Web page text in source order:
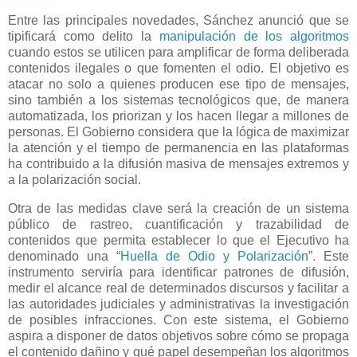
Entre las principales novedades, Sánchez anunció que se
tipificará como delito la manipulación de los algoritmos
cuando estos se utilicen para amplificar de forma deliberada
contenidos ilegales o que fomenten el odio. El objetivo es
atacar no solo a quienes producen ese tipo de mensajes,
sino también a los sistemas tecnológicos que, de manera
automatizada, los priorizan y los hacen llegar a millones de
personas. El Gobierno considera que la lógica de maximizar
la atención y el tiempo de permanencia en las plataformas
ha contribuido a la difusión masiva de mensajes extremos y
a la polarización social.
Otra de las medidas clave será la creación de un sistema
público de rastreo, cuantificación y trazabilidad de
contenidos que permita establecer lo que el Ejecutivo ha
denominado una “Huella de Odio y Polarización”. Este
instrumento serviría para identificar patrones de difusión,
medir el alcance real de determinados discursos y facilitar a
las autoridades judiciales y administrativas la investigación
de posibles infracciones. Con este sistema, el Gobierno
aspira a disponer de datos objetivos sobre cómo se propaga
el contenido dañino y qué papel desempeñan los algoritmos